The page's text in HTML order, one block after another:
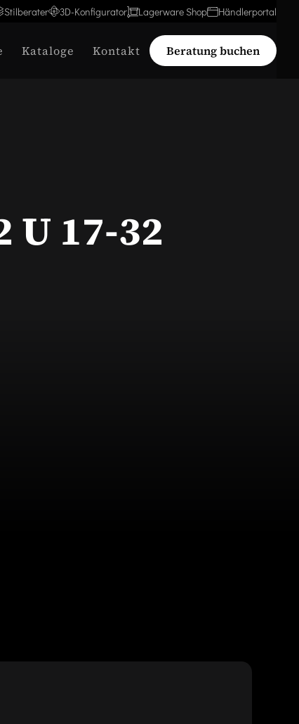
Stilberater 3D-Konfigurator Lagerware Shop Händlerportal
Kataloge Kontakt Beratung buchen
U 17-32